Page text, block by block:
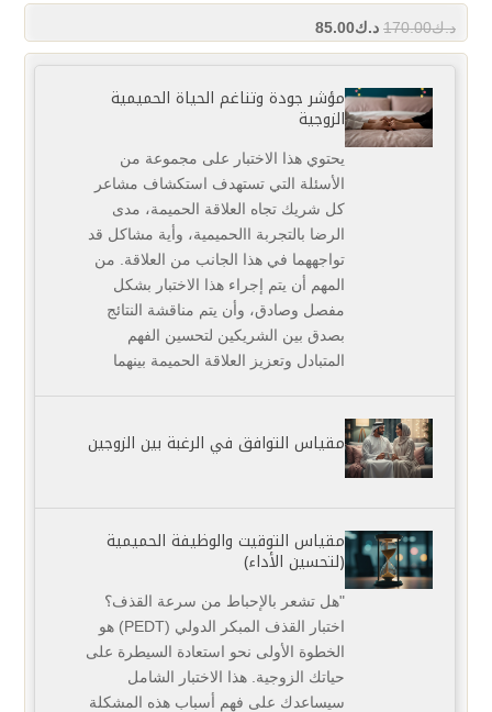
د.ك170.00 د.ك85.00
مؤشر جودة وتناغم الحياة الحميمية
الزوجية
يحتوي هذا الاختبار على مجموعة من
الأسئلة التي تستهدف استكشاف مشاعر
كل شريك تجاه ‏العلاقة الحميمة، مدى
الرضا بالتجربة االحميمية، وأية مشاكل قد
تواجههما في هذا الجانب من ‏العلاقة‎.‎‏ من
المهم أن يتم إجراء هذا الاختبار بشكل
مفصل وصادق، وأن يتم مناقشة النتائج
‏بصدق بين الشريكين لتحسين الفهم
المتبادل وتعزيز العلاقة الحميمة بينهما‏
مقياس التوافق في الرغبة بين الزوجين
مقياس التوقيت والوظيفة الحميمية
(لتحسين الأداء)
‏"هل تشعر بالإحباط من سرعة القذف؟
اختبار القذف المبكر الدولي (‏PEDT‏) هو
الخطوة الأولى نحو استعادة ‏السيطرة على
حياتك الزوجية. هذا الاختبار الشامل
سيساعدك على فهم أسباب هذه المشكلة